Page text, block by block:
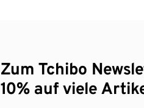
Zum Tchibo
10% auf viele